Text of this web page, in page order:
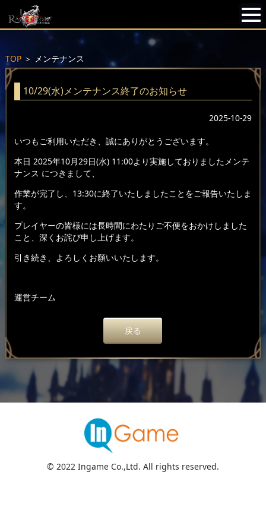
TOP＞ メンテナンス
10/29(水)メンテナンス終了のお知らせ
2025-10-29
いつもご利用いただき、誠にありがとうございます。
本日 2025年10月29日(水) 11:00より実施しておりましたメンテ
ナンス につきまして、
作業が完了し、13:30に終了いたしましたことをご報告いたしま
す。
プレイヤーの皆様には長時間にわたりご不便をおかけしました
こと、深くお詫び申し上げます。
引き続き、よろしくお願いいたします。
運営チーム
戻る
© 2022 Ingame Co.,Ltd. All rights reserved.